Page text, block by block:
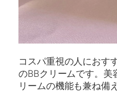
コスパ重視の人におす
のBBクリームです。美
リームの機能も兼ね備